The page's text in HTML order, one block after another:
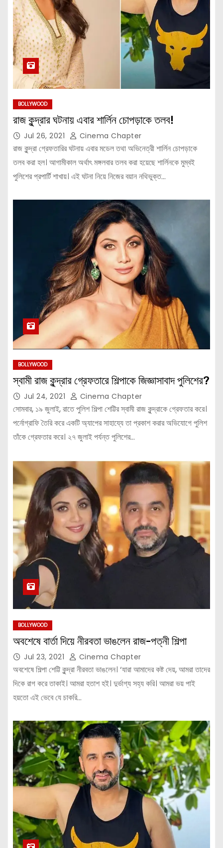
BOLLYWOOD
রাজ কুন্দ্রার ঘটনায় এবার শার্লিন চোপড়াকে তলব!
Jul 26, 2021 Cinema Chapter
রাজ কুন্দ্রা গ্রেফতারির ঘটনায় এবার মডেল তথা অভিনেত্রী শার্লিন চোপড়াকে
তলব করা হল। আগামীকাল অর্থাৎ মঙ্গলবার তলব করা হয়েছে শার্লিনকে মুম্বই
পুলিশের প্রপার্টি শাখায়। এই ঘটনা নিয়ে নিজের বয়ান নথিভুক্ত…
BOLLYWOOD
স্বামী রাজ কুন্দ্রার গ্রেফতারে শিল্পাকে জিজ্ঞাসাবাদ পুলিশের?
Jul 24, 2021 Cinema Chapter
সোমবার, ১৯ জুলাই, রাতে পুলিশ শিল্পা শেট্টির স্বামী রাজ কুন্দ্রাকে গ্রেফতার করে।
পর্নোগ্রাফি তৈরি করে একটি অ্যাপের সাহায্যে তা প্রকাশ করার অভিযোগে পুলিশ
তাঁকে গ্রেফতার করে। ২৭ জুলাই পর্যন্ত পুলিশের…
BOLLYWOOD
অবশেষে বার্তা দিয়ে নীরবতা ভাঙলেন রাজ-পত্নী শিল্পা
Jul 23, 2021 Cinema Chapter
অবশেষে শিল্পা শেট্টি কুন্দ্রা নীরবতা ভাঙলেন। ‘যারা আমাদের কষ্ট দেয়, আমরা তাদের
দিকে রাগ করে তাকাই। আমরা হতাশ হই। দুর্ভাগ্য সহ্য করি। আমরা ভয় পাই
হয়তো এই ভেবে যে চাকরি…